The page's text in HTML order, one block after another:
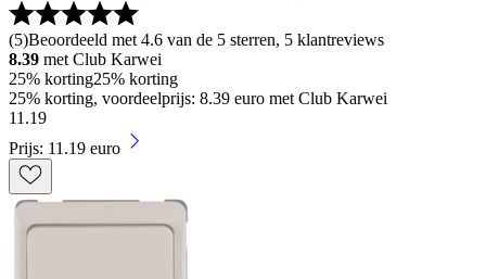
(5)Beoordeeld met 4.6 van de 5 sterren, 5 klantreviews
8.39 met Club Karwei
25% korting25% korting
25% korting, voordeelprijs: 8.39 euro met Club Karwei
11 .19
Prijs: 11.19 euro